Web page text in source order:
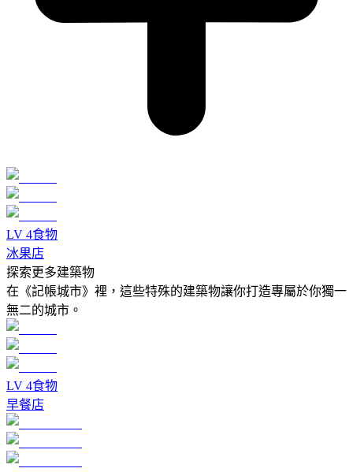
LV 4食物
冰果店
探索更多建築物
在《記帳城市》裡，這些特殊的建築物讓你打造專屬於你獨一
無二的城市。
LV 4食物
早餐店